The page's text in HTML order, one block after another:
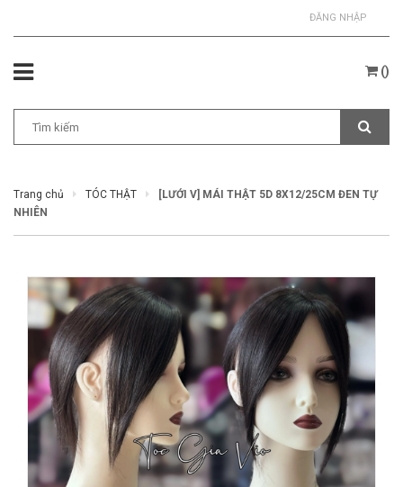
ĐĂNG NHẬP
()
Trang chủ TÓC THẬT
[LƯỚI V] MÁI THẬT 5D 8X12/25CM ĐEN TỰ
NHIÊN